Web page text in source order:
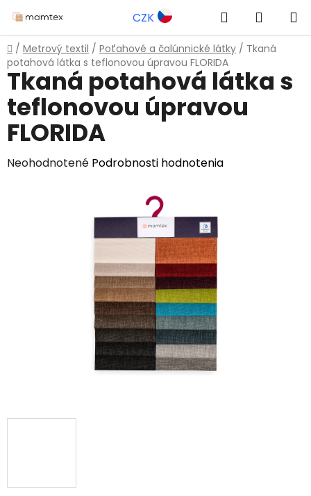
na
obsah
CZK Hľadať
KOŠÍK
Domov
/ Metrový textil / Poťahové a čalúnnické látky / Tkaná
potahová látka s teflonovou úpravou FLORIDA
Tkaná potahová látka s
teflonovou úpravou
FLORIDA
Priemerné
Neohodnotené Podrobnosti hodnotenia